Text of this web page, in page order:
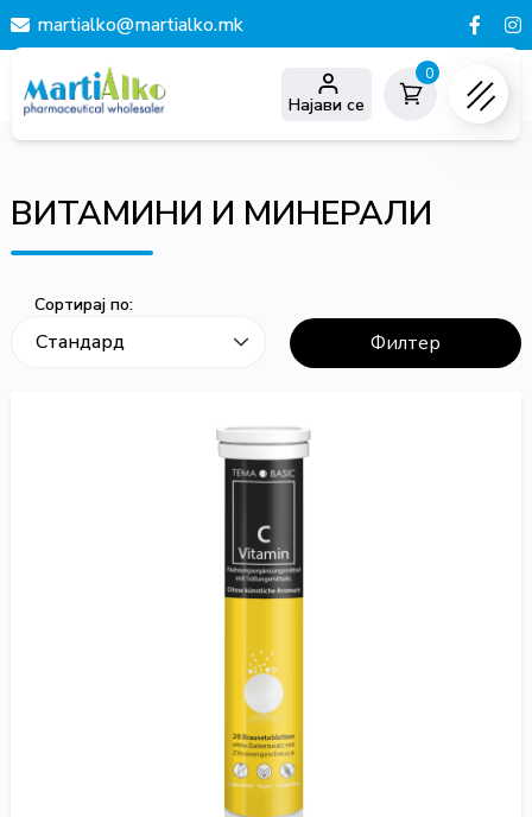
martialko@martialko.mk
Најави се
0
ВИТАМИНИ И МИНЕРАЛИ
Сортирај по:
Филтер